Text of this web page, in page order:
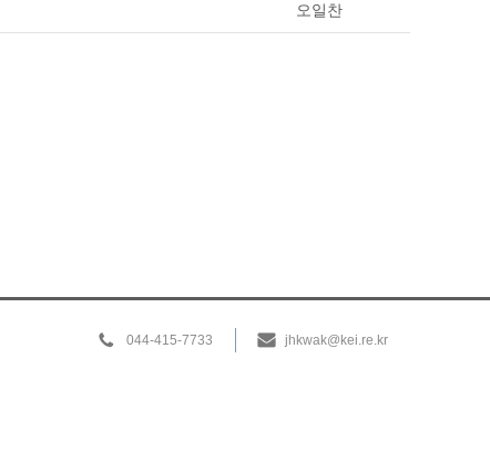
오일찬
044-415-7733 jhkwak@kei.re.kr